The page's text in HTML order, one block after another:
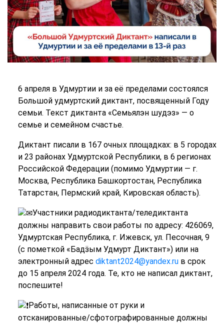
6 апреля в Удмуртии и за её пределами состоялся
Большой удмуртский диктант, посвященный Году
семьи. Текст диктанта «Семьялэн шудэз» — о
семье и семейном счастье.
Диктант писали в 167 очных площадках: в 5 городах
и 23 районах Удмуртской Республики, в 6 регионах
Российской Федерации (помимо Удмуртии — г.
Москва, Республика Башкортостан, Республика
Татарстан, Пермский край, Кировская область).
Участники радиодиктанта/теледиктанта
должны направить свои работы по адресу: 426069,
Удмуртская Республика, г. Ижевск, ул. Песочная, 9
(с пометкой «Бадӟым Удмурт Диктант») или на
электронный адрес diktant2024@yandex.ruв срок
до 15 апреля 2024 года. Те, кто не написал диктант,
поспешите!
Работы, написанные от руки и
отсканированные/сфотографированные должны